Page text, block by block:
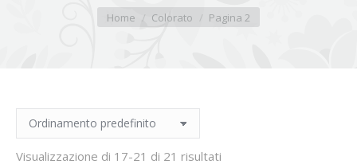
Tu sei qui:
Home Colorato Pagina 2
Visualizzazione di 17-21 di 21 risultati